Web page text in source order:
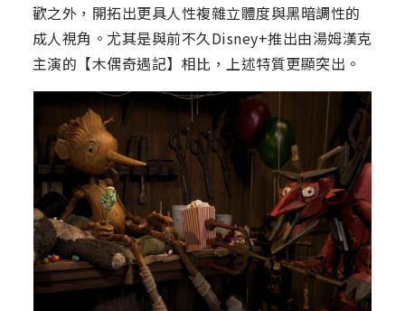
歡之外，開拓出更具人性複雜立體度與黑暗調性的
成人視角。尤其是與前不久Disney+推出由湯姆漢克
主演的【木偶奇遇記】相比，上述特質更顯突出。